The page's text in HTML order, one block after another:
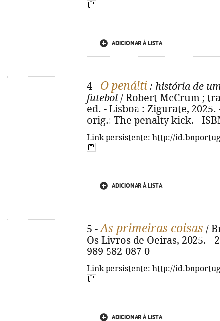
ADICIONAR À LISTA
4 - O penálti : história de
futebol / Robert McCrum ;
ed. - Lisboa : Zigurate,
orig.: The penalty kick. -
Link persistente: http://
ADICIONAR À LISTA
5 -As primeiras coisas /
Os Livros de Oeiras, 2025. -
989-582-087-0
Link persistente: http://
ADICIONAR À LISTA